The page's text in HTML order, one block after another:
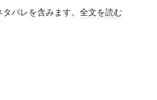
バレを含みます。 全文を読む